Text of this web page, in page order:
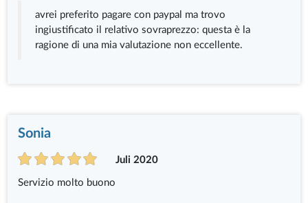
avrei preferito pagare con paypal ma trovo
ingiustificato il relativo sovraprezzo: questa è la
ragione di una mia valutazione non eccellente.
Sonia
Juli 2020
Servizio molto buono